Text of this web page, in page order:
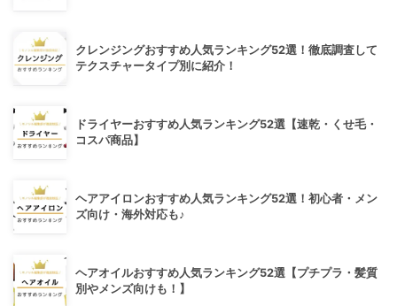
クレンジングおすすめ人気ランキング52選！徹底調査して
テクスチャータイプ別に紹介！
ドライヤーおすすめ人気ランキング52選【速乾・くせ毛・
コスパ商品】
ヘアアイロンおすすめ人気ランキング52選！初心者・メン
ズ向け・海外対応も♪
ヘアオイルおすすめ人気ランキング52選【プチプラ・髪質
別やメンズ向けも！】